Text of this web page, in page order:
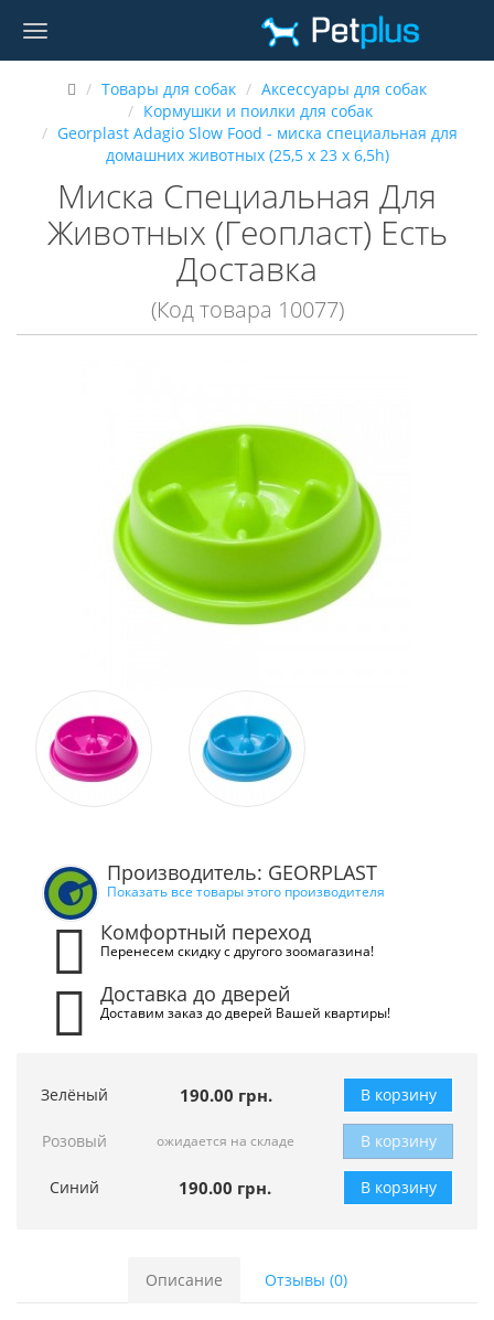
Товары для собак
Аксессуары для собак
Кормушки и поилки для собак
Georplast Adagio Slow Food - миска специальная для
домашних животных (25,5 x 23 x 6,5h)
Миска Специальная Для
Животных (Геопласт) Есть
Доставка
(Код товара 10077)
Производитель: GEORPLAST
Показать все товары этого производителя
Комфортный переход
Перенесем скидку с другого зоомагазина!
Доставка до дверей
Доставим заказ до дверей Вашей квартиры!
Зелёный 190.00 грн. В корзину
Розовый ожидается на складе В корзину
Синий 190.00 грн. В корзину
Описание Отзывы (0)